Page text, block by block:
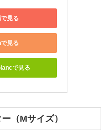
見る
見る
で見る
（Mサイズ）